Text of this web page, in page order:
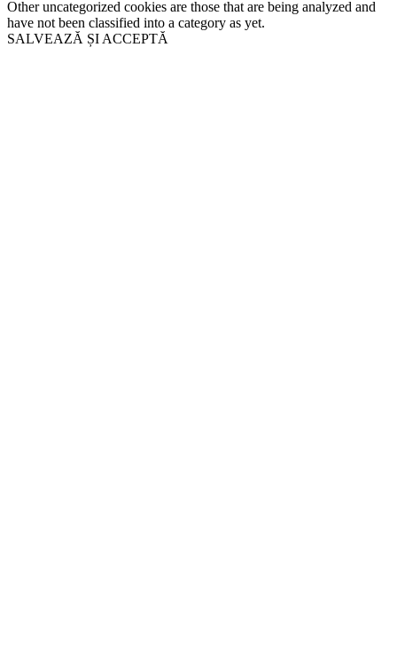
Other uncategorized cookies are those that are being analyzed and
have not been classified into a category as yet.
SALVEAZĂ ȘI ACCEPTĂ